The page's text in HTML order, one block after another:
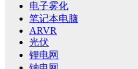
电子雾化
笔记本电脑
ARVR
光伏
锂电网